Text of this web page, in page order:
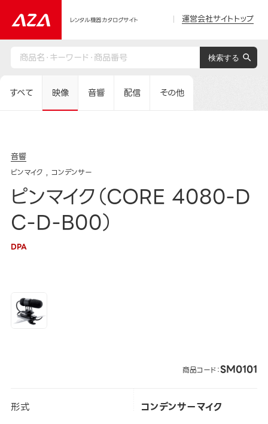
レンタル機器カタログサイト 運営会社サイトトップ
すべて 映像 音響 配信 その他
音響
ピンマイク コンデンサー
ピンマイク（CORE 4080-D
C-D-B00）
DPA
商品コード：SM0101
形式 コンデンサーマイク